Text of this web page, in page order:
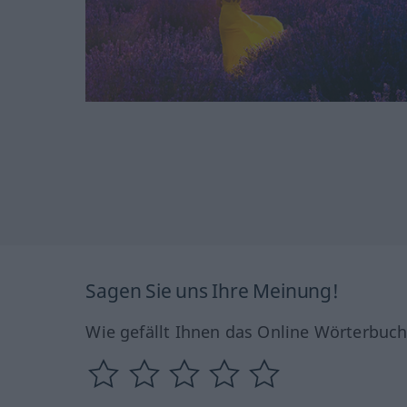
Sagen Sie uns Ihre Meinung!
Wie gefällt Ihnen das Online